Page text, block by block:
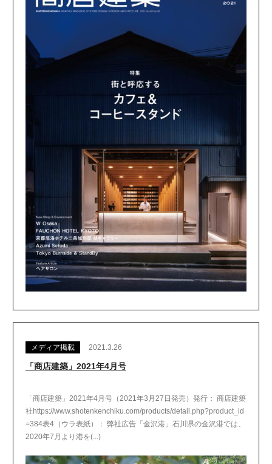
メディア掲載 2021.3.26
「商店建築」2021年4月号
「商店建築」2021年4月号（2021年3月27日発売）発行： 商店建築
社https://www.shotenkenchiku.com/products/detail.php?product_id
=384表4（ウラ表紙）： 弊社広告「金沢港」石川県の金沢港では、
2020年7月より港を(...)